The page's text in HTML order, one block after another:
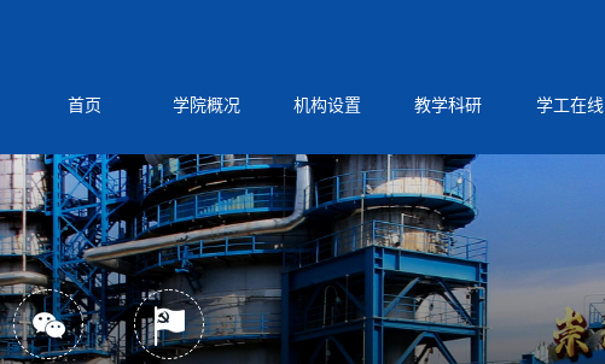
首页 学院概况 机构设置 教学科研 学工在线